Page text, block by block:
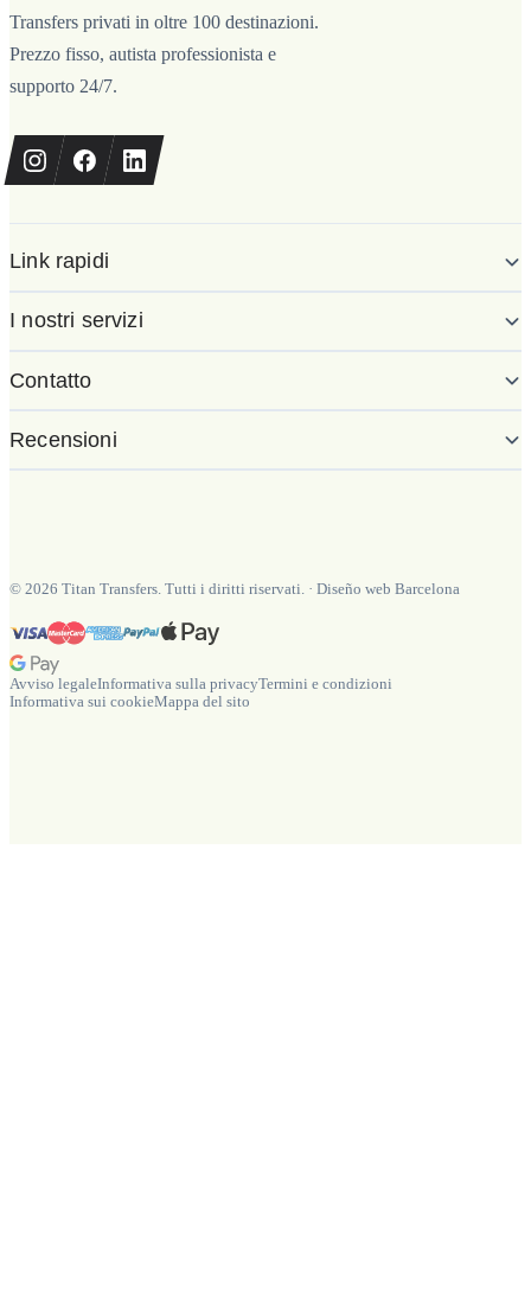
Transfers privati in oltre 100 destinazioni.
Prezzo fisso, autista professionista e
supporto 24/7.
Link rapidi
I nostri servizi
Contatto
Recensioni
© 2026 Titan Transfers. Tutti i diritti riservati. · Diseño web Barcelona
Avviso legaleInformativa sulla privacyTermini e condizioni
Informativa sui cookieMappa del sito